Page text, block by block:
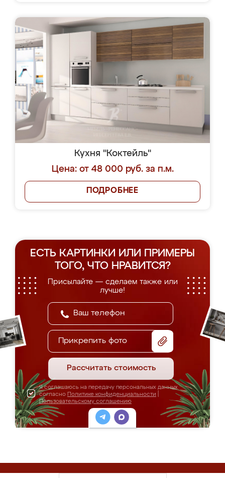
Кухня "Коктейль"
Цена: от 48 000 руб. за п.м.
ПОДРОБНЕЕ
ЕСТЬ КАРТИНКИ ИЛИ ПРИМЕРЫ
ТОГО, ЧТО НРАВИТСЯ?
Присылайте — сделаем также или
лучше!
Прикрепить фото
Рассчитать стоимость
Я соглашаюсь на передачу персональных данных
согласно Политике конфиденциальности
Пользовательскому соглашению